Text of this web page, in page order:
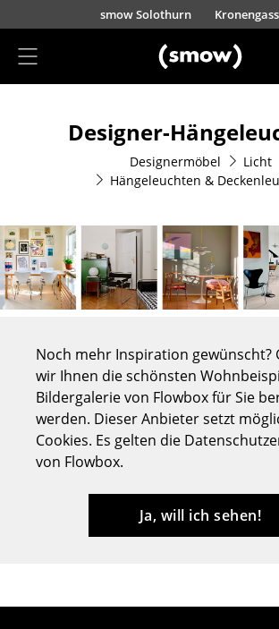
Direkt zum Inhaltsmow Solothurn
Sitzmöbel
Esszimmerstühle
Sessel
Loungesessel
Freischwinger
Barhocker
Hocker
Bänke & Liegen
Sitzsäcke
Gartenstühle
Schaukelstühle
Designer-
Designermöbel
Licht
Hängeleuchten &
Noch mehr Inspiration gewünscht?
wir Ihnen die schönsten
Bildergalerie von Flowbox für Sie
werden. Dieser Anbieter setzt
Cookies. Es gelten die
von Flowbox.
Ja, will ich sehen!